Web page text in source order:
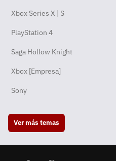
Xbox Series X | S
PlayStation 4
Saga Hollow Knight
Xbox [Empresa]
Sony
Ver más temas